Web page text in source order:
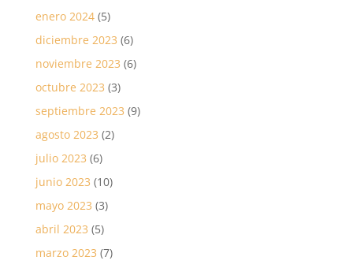
enero 2024(5)
diciembre 2023 (6)
noviembre 2023 (6)
octubre 2023 (3)
septiembre 2023 (9)
agosto 2023 (2)
julio 2023 (6)
junio 2023 (10)
mayo 2023 (3)
abril 2023 (5)
marzo 2023 (7)